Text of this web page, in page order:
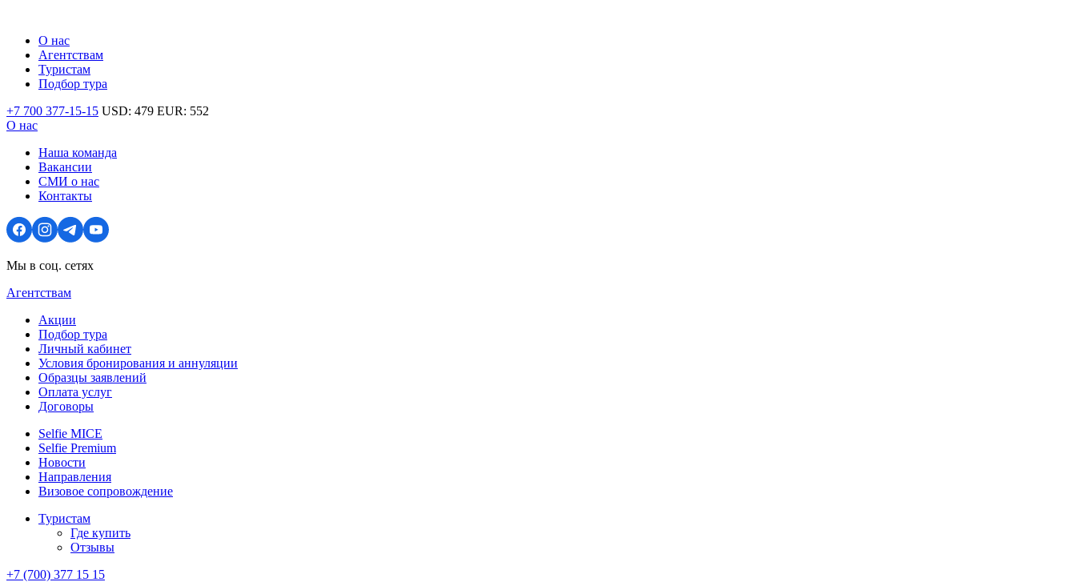
О нас
Агентствам
Туристам
Подбор тура
+7 700 377-15-15 USD: 479 EUR: 552
О нас
Наша команда
Вакансии
СМИ о нас
Контакты
Мы в соц. сетях
Агентствам
Акции
Подбор тура
Личный кабинет
Условия бронирования и аннуляции
Образцы заявлений
Оплата услуг
Договоры
Selfie MICE
Selfie Premium
Новости
Направления
Визовое сопровождение
Туристам
Где купить
Отзывы
+7 (700) 377 15 15